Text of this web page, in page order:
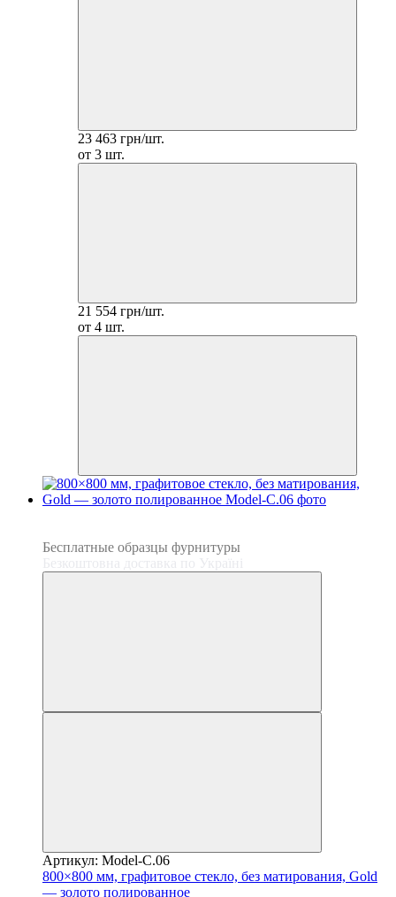
23 463 грн/шт.
от 3 шт.
21 554 грн/шт.
от 4 шт.
Бесплатные образцы фурнитуры
Артикул: Model-C.06
800×800 мм, графитовое стекло, без матирования, Gold
— золото полированное